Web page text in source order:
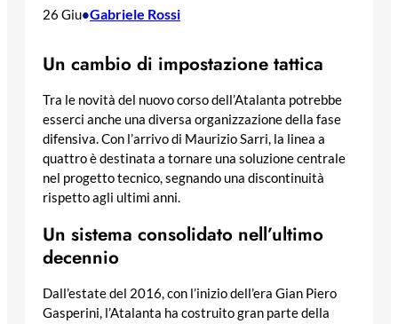
26 Giu•Gabriele Rossi
Un cambio di impostazione tattica
Tra le novità del nuovo corso dell’Atalanta potrebbe
esserci anche una diversa organizzazione della fase
difensiva. Con l’arrivo di Maurizio Sarri, la linea a
quattro è destinata a tornare una soluzione centrale
nel progetto tecnico, segnando una discontinuità
rispetto agli ultimi anni.
Un sistema consolidato nell’ultimo
decennio
Dall’estate del 2016, con l’inizio dell’era Gian Piero
Gasperini, l’Atalanta ha costruito gran parte della